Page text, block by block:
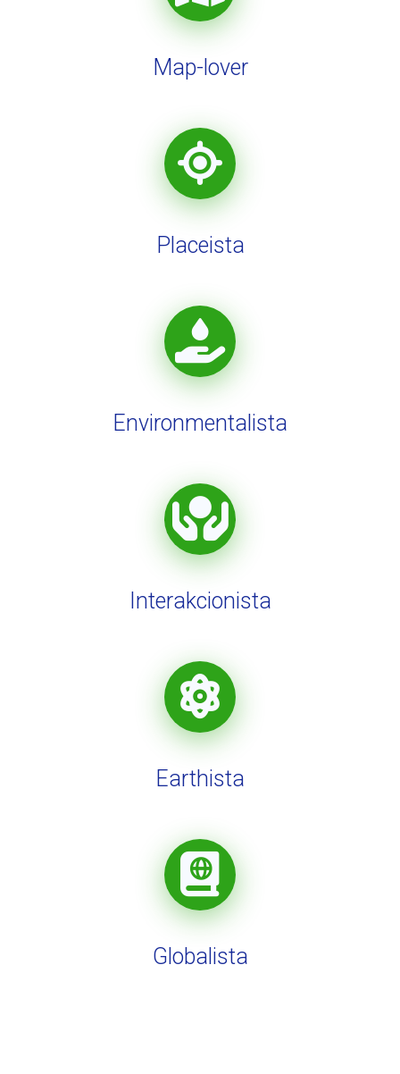
Map-lover
Placeista
Environmentalista
Interakcionista
Earthista
Globalista